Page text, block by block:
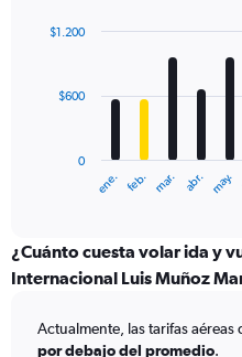
with
12
The
categories.
Range:
The
ene. feb. mar. abr. may.
0
$600
$1.200
¿Cuánto cuesta volar ida y
Internacional Luis Muñoz
Actualmente, las tarifas
por debajo del promedio.